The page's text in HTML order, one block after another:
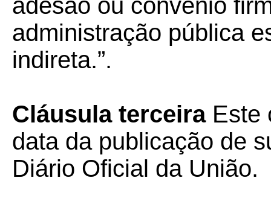
adesão ou convênio
administração pública
indireta.”.
Cláusula terceiraEste
data da publicação de
Diário Oficial da União.